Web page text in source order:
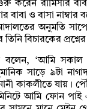
করেন রামিসার
বাবা ও বাসা
অনুমতি
বিচারকের
বলেন, ‘আমি
সাড়ে ৯টা
কাকলীতে যায়।
আমি ফোন পাই